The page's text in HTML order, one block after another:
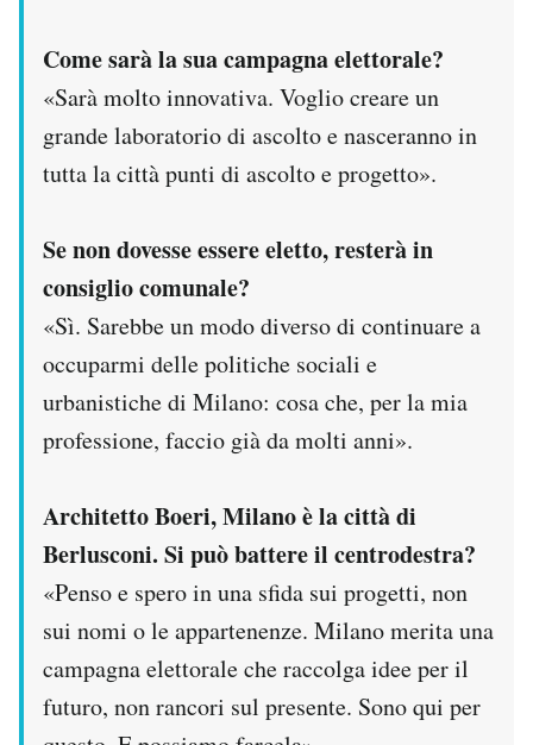
Come sarà la sua campagna elettorale?
«Sarà molto innovativa. Voglio creare un
grande laboratorio di ascolto e nasceranno in
tutta la città punti di ascolto e progetto».
Se non dovesse essere eletto, resterà in
consiglio comunale?
«Sì. Sarebbe un modo diverso di continuare a
occuparmi delle politiche sociali e
urbanistiche di Milano: cosa che, per la mia
professione, faccio già da molti anni».
Architetto Boeri, Milano è la città di
Berlusconi. Si può battere il centrodestra?
«Penso e spero in una sfida sui progetti, non
sui nomi o le appartenenze. Milano merita una
campagna elettorale che raccolga idee per il
futuro, non rancori sul presente. Sono qui per